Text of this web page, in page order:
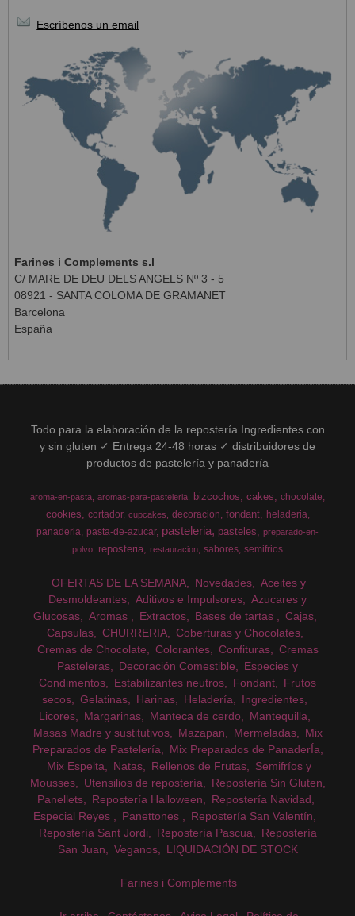
Escríbenos un email
Farines i Complements s.l
C/ MARE DE DEU DELS ANGELS Nº 3 - 5
08921 - SANTA COLOMA DE GRAMANET
Barcelona
España
Todo para la elaboración de la repostería Ingredientes con
y sin gluten ✓ Entrega 24-48 horas ✓ distribuidores de
productos de pastelería y panadería
aroma-en-pasta aromas-para-pasteleria bizcochos cakes chocolate
cookies cortador cupcakes decoracion fondant
heladeria
panaderia pasta-de-azucar pasteleria pasteles
preparado-en-
polvo
reposteria restauracion sabores semifrios
OFERTAS DE LA SEMANA Novedades
Aceites y
Desmoldeantes
Aditivos e Impulsores
Azucares y
Glucosas
Aromas Extractos Bases de tartas
Cajas
Capsulas
CHURRERIA
Coberturas y Chocolates
Cremas de Chocolate
Colorantes Confituras
Cremas
Pasteleras
Decoración Comestible
Especies y
Condimentos
Estabilizantes neutros Fondant
Frutos
secos
Gelatinas Harinas Heladería
Ingredientes
Licores
Margarinas Manteca de cerdo
Mantequilla
Masas Madre y sustitutivos
Mazapan Mermeladas
Mix
Preparados de Pastelería
Mix Preparados de PanaderÍa
Mix Espelta
Natas Rellenos de Frutas
Semifríos y
Mousses
Utensilios de repostería
Repostería Sin Gluten
Panellets
Repostería Halloween
Repostería Navidad
Especial Reyes
Panettones
Repostería San Valentín
Repostería Sant Jordi
Repostería Pascua
Repostería
San Juan
Veganos LIQUIDACIÓN DE STOCK
Farines i Complements